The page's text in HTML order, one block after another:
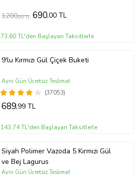
1200,00 TL 690,00 TL
73,60 TL'den Başlayan Taksitlerle
9'lu Kırmızı Gül Çiçek Buketi
(37053)
Aynı Gün Ücretsiz Teslimat
689,99 TL
143,74 TL'den Başlayan Taksitlerle
Siyah Polimer Vazoda 5 Kırmızı Gül
ve Bej Lagurus
Aynı Gün Ücretsiz Teslimat